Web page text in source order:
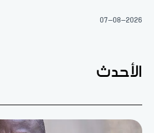
07-08-2026
الأحدث